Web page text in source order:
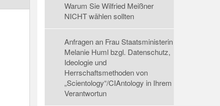
Warum Sie Wilfried Meißner
NICHT wählen sollten
Anfragen an Frau Staatsministerin
Melanie Huml bzgl. Datenschutz,
Ideologie und
Herrschaftsmethoden von
„Scientology“/CIAntology in Ihrem
Verantwortun